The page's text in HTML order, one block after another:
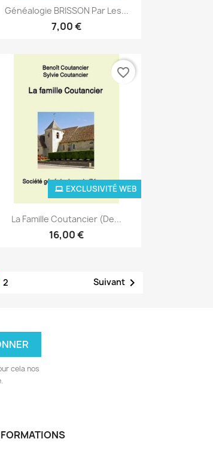
Aperçu rapide
Généalogie BRISSON Par Les...
7,00 €
Aperçu rapide
La Famille Coutancier (de...
16,00 €
EXCLUSIVITÉ WEB
favorite_border
2 Suivant
cela nos